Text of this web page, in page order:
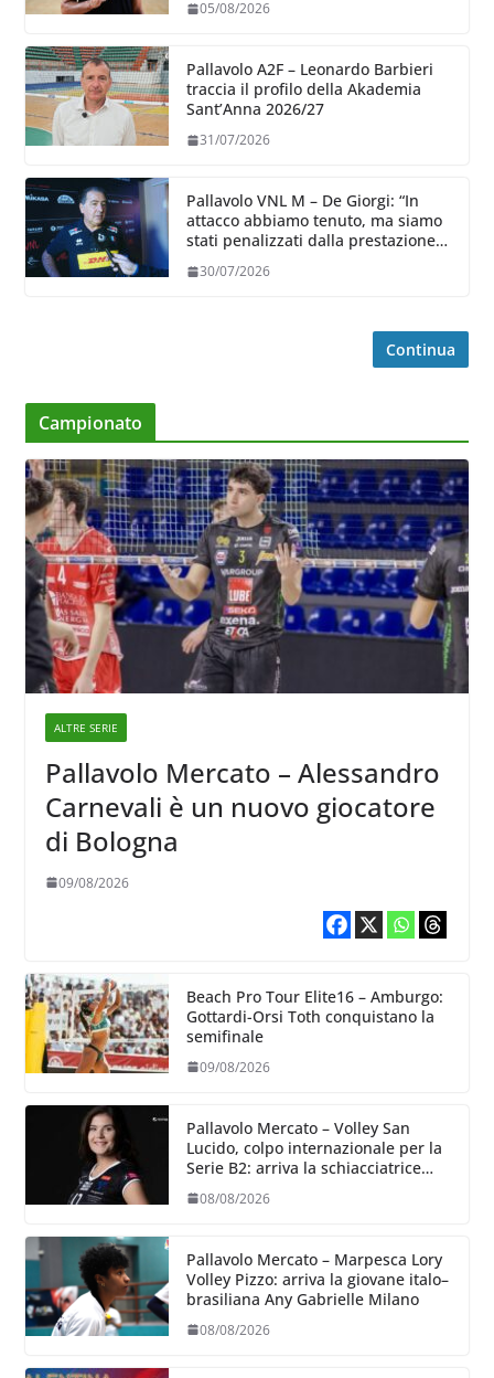
05/08/2026
Pallavolo A2F – Leonardo Barbieri
traccia il profilo della Akademia
Sant’Anna 2026/27
31/07/2026
Pallavolo VNL M – De Giorgi: “In
attacco abbiamo tenuto, ma siamo
stati penalizzati dalla prestazione
30/07/2026
Continua
Campionato
ALTRE SERIE
Pallavolo Mercato – Alessandro
Carnevali è un nuovo giocatore
di Bologna
09/08/2026
Beach Pro Tour Elite16 – Amburgo:
Gottardi-Orsi Toth conquistano la
semifinale
09/08/2026
Pallavolo Mercato – Volley San
Lucido, colpo internazionale per la
Serie B2: arriva la schiacciatrice
lettone Kristine Teivane
08/08/2026
Pallavolo Mercato – Marpesca Lory
Volley Pizzo: arriva la giovane italo–
brasiliana Any Gabrielle Milano
08/08/2026